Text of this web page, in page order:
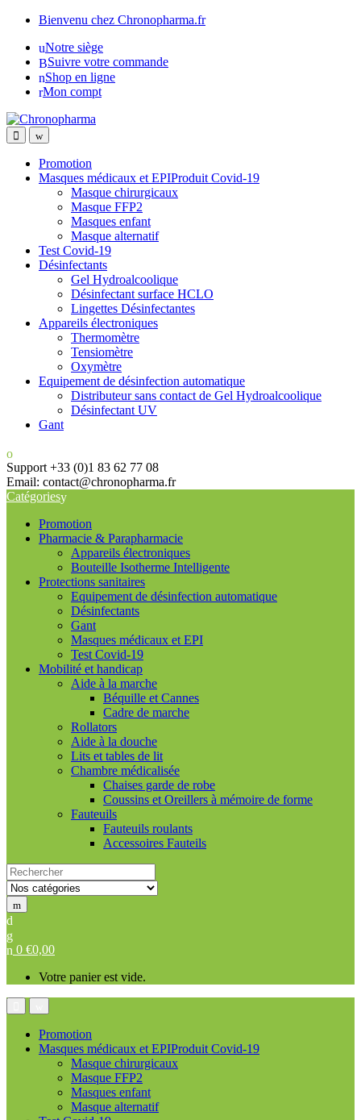
Skip
navigation
Skip
content
Bienvenu chez Chronopharma.fr
Notre siège
Suivre votre commande
Shop en ligne
Mon compt
Promotion
Masques médicaux et EPIProduit Covid-19
Masque chirurgicaux
Masque FFP2
Masques enfant
Masque alternatif
Test Covid-19
Désinfectants
Gel Hydroalcoolique
Désinfectant surface HCLO
Lingettes Désinfectantes
Appareils électroniques
Thermomètre
Tensiomètre
Oxymètre
Equipement de désinfection automatique
Distributeur sans contact de Gel Hydroalcoolique
Désinfectant UV
Gant
Support +33 (0)1 83 62 77 08
Email: contact@chronopharma.fr
Catégories
Promotion
Pharmacie & Parapharmacie
Appareils électroniques
Bouteille Isotherme Intelligente
Protections sanitaires
Equipement de désinfection automatique
Désinfectants
Gant
Masques médicaux et EPI
Test Covid-19
Mobilité et handicap
Aide à la marche
Béquille et Cannes
Cadre de marche
Rollators
Aide à la douche
Lits et tables de lit
Chambre médicalisée
Chaises garde de robe
Coussins et Oreillers à mémoire de forme
Fauteuils
Fauteuils roulants
Accessoires Fauteils
Search
for:
0 €0,00
Votre panier est vide.
Promotion
Masques médicaux et EPIProduit Covid-19
Masque chirurgicaux
Masque FFP2
Masques enfant
Masque alternatif